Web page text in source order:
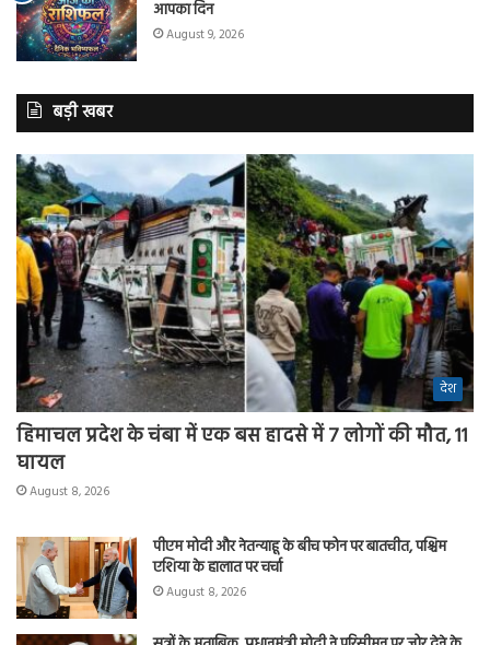
आपका दिन
August 9, 2026
बड़ी खबर
देश
हिमाचल प्रदेश के चंबा में एक बस हादसे में 7 लोगों की मौत, 11
घायल
August 8, 2026
पीएम मोदी और नेतन्याहू के बीच फोन पर बातचीत, पश्चिम
एशिया के हालात पर चर्चा
August 8, 2026